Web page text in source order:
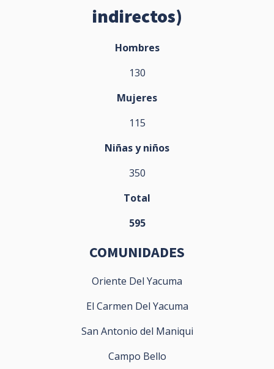
indirectos)
Hombres
130
Mujeres
115
Niñas y niños
350
Total
595
COMUNIDADES
Oriente Del Yacuma
El Carmen Del Yacuma
San Antonio del Maniqui
Campo Bello